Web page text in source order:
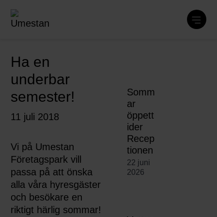
Ha en
underbar
semester!
11 juli 2018
Vi på Umestan
Företagspark vill
passa på att önska
alla våra hyresgäster
och besökare en
riktigt härlig sommar!
Somm
ar
öppett
ider
Recep
tionen
22 juni
2026